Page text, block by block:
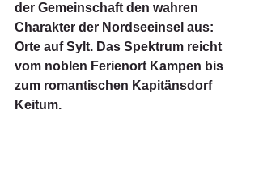
der Gemeinschaft den wahren
Charakter der Nordseeinsel aus:
Orte auf Sylt. Das Spektrum reicht
vom noblen Ferienort Kampen bis
zum romantischen Kapitänsdorf
Keitum.